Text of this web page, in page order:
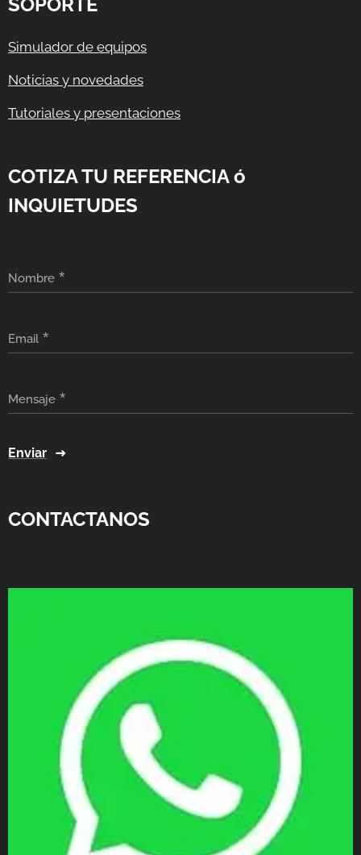
Simulador de equipos
Noticias y novedades
Tutoriales y presentaciones
COTIZA TU REFERENCIA ó
INQUIETUDES
Nombre
Email
Mensaje
Enviar
CONTACTANOS